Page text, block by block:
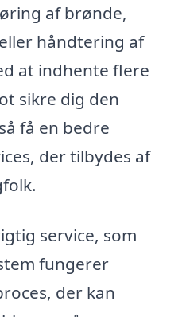
af brønde,
håndtering af
at indhente flere
sikre dig den
få en bedre
der tilbydes af
service, som
fungerer
der kan